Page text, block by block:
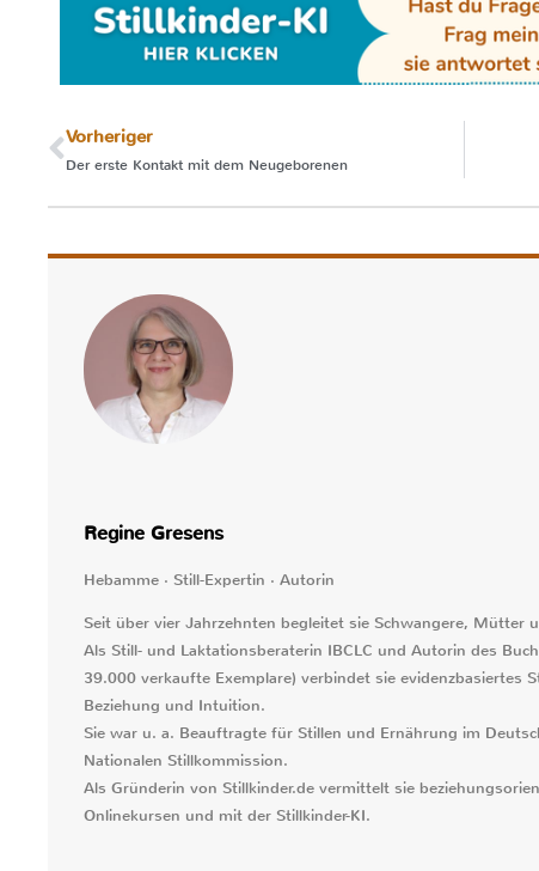
Vorheriger
Der erste Kontakt mit dem Neugeborenen
Regine Gresens
Hebamme · Still-Expertin · Autorin
Seit über vier Jahrzehnten begleitet sie Schwangere, Mütter
Als Still- und Laktationsberaterin IBCLC und Autorin des
39.000 verkaufte Exemplare) verbindet sie evidenzbasiertes
Beziehung und Intuition.
Sie war u. a. Beauftragte für Stillen und Ernährung im
Nationalen Stillkommission.
Als Gründerin von Stillkinder.de vermittelt sie
Onlinekursen und mit der Stillkinder-KI.